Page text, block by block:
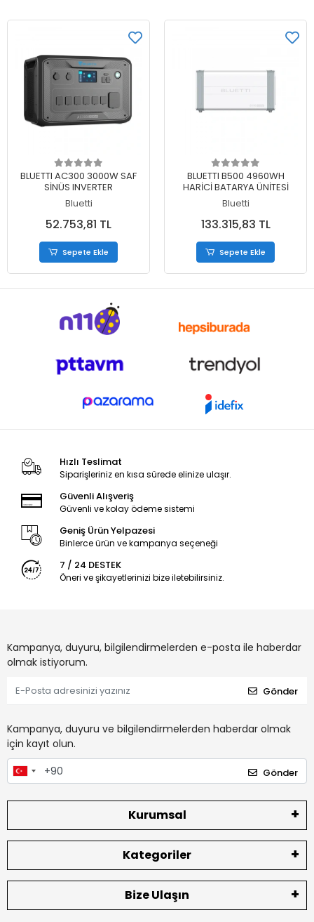
Sepete Ekle
BLUETTI AC300 3000W SAF
SİNÜS INVERTER
Bluetti
52.753,81 TL
Sepete Ekle
Sepete Ekle
BLUETTI B500 4960WH
HARİCİ BATARYA ÜNİTESİ
Bluetti
133.315,83 TL
Sepete Ekle
Hızlı Teslimat
Siparişleriniz en kısa sürede elinize ulaşır.
Güvenli Alışveriş
Güvenli ve kolay ödeme sistemi
Geniş Ürün Yelpazesi
Binlerce ürün ve kampanya seçeneği
7 / 24 DESTEK
Öneri ve şikayetlerinizi bize iletebilirsiniz.
Kampanya, duyuru, bilgilendirmelerden e-posta ile haberdar
olmak istiyorum.
Gönder
Kampanya, duyuru ve bilgilendirmelerden haberdar olmak
için kayıt olun.
Gönder
Kurumsal
Kategoriler
Bize Ulaşın